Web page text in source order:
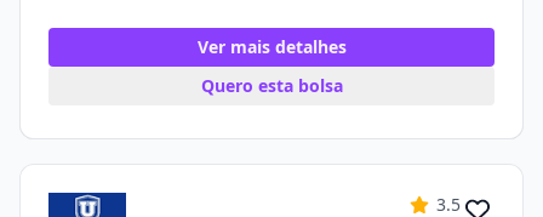
Ver mais detalhes
Quero esta bolsa
3.5